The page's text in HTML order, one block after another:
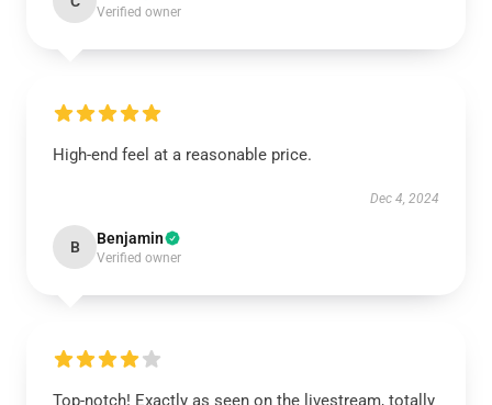
Verified owner
High-end feel at a reasonable price.
Dec 4, 2024
B Benjamin
Verified owner
Top-notch! Exactly as seen on the livestream, totally